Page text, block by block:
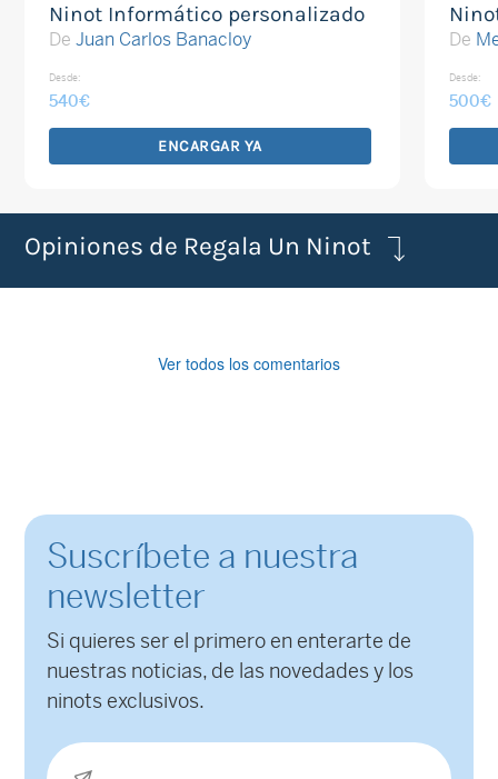
Ninot Informático personalizado
De Juan Carlos Banacloy
Desde:
540€
ENCARGAR YA
De
Desde:
500€
Opiniones de Regala Un Ninot
Ver todos los comentarios
Suscríbete a nuestra
newsletter
Si quieres ser el primero en enterarte de
nuestras noticias, de las novedades y los
ninots exclusivos.